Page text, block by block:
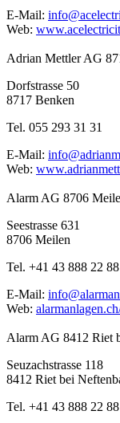
E-Mail:
Web:
Adrian Mettler AG
Dorfstrasse 50
8717 Benken
Tel. 055 293 31 31
E-Mail:
Web:
Alarm AG 8706
Seestrasse 631
8706 Meilen
Tel. +41 43 888 22 88
E-Mail:
Web:
Alarm AG 8412 Riet
Seuzachstrasse 118
8412 Riet bei
Tel. +41 43 888 22 88